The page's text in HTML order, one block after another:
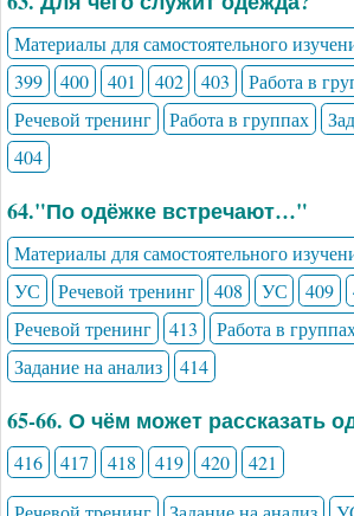
Материалы для самостоятельного
399
400 401 402 403
Работа в
Речевой тренинг
Работа в группах
404
64."По одёжке встречают…"
Материалы для самостоятельного
УС
Речевой тренинг 408 УС 409
Речевой тренинг
413
Работа в
Задание на анализ
414
65-66. О чём может рассказать
416 417 418 419 420
421